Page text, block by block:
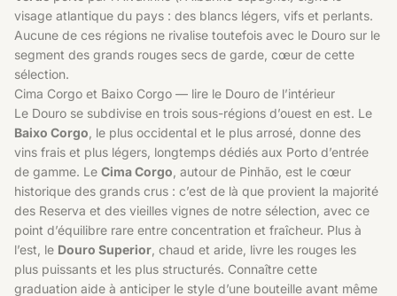
visage atlantique du pays : des blancs légers, vifs et perlants.
Aucune de ces régions ne rivalise toutefois avec le Douro sur le
segment des grands rouges secs de garde, cœur de cette
sélection.
Cima Corgo et Baixo Corgo — lire le Douro de l’intérieur
Le Douro se subdivise en trois sous-régions d’ouest en est. Le
Baixo Corgo , le plus occidental et le plus arrosé, donne des
vins frais et plus légers, longtemps dédiés aux Porto d’entrée
de gamme. Le Cima Corgo , autour de Pinhão, est le cœur
historique des grands crus : c’est de là que provient la majorité
des Reserva et des vieilles vignes de notre sélection, avec ce
point d’équilibre rare entre concentration et fraîcheur. Plus à
l’est, le Douro Superior , chaud et aride, livre les rouges les
plus puissants et les plus structurés. Connaître cette
graduation aide à anticiper le style d’une bouteille avant même